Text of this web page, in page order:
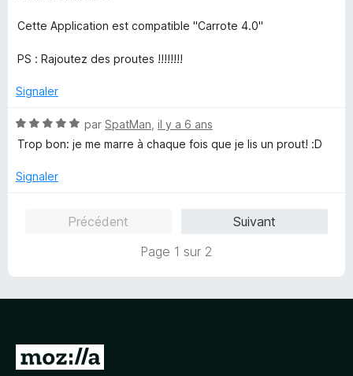
rCette Application est compatible "Carrote 4.0"
PS : Rajoutez des proutes !!!!!!!!
Signaler
N
o
é
par SpatMan il y a 6 ans
Trop bon: je me marre à chaque fois que je lis un prout! :D
Signaler
Précédent
Suivant
Page 1 sur 2
A